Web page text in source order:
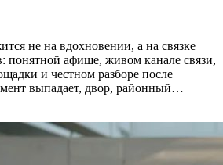
не на вдохновении, а на связке
понятной афише, живом канале связи,
и честном разборе после
выпадает, двор, районный…